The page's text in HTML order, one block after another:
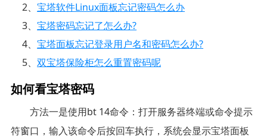
2、宝塔软件Linux面板忘记密码怎么办
3、宝塔密码忘记了怎么办?
4、宝塔面板忘记登录用户名和密码怎么办?
5、双宝塔保险柜怎么重置密码呢
如何看宝塔密码
方法一是使用bt 14命令：打开服务器终端或命令提示
符窗口，输入该命令后按回车执行，系统会显示宝塔面板